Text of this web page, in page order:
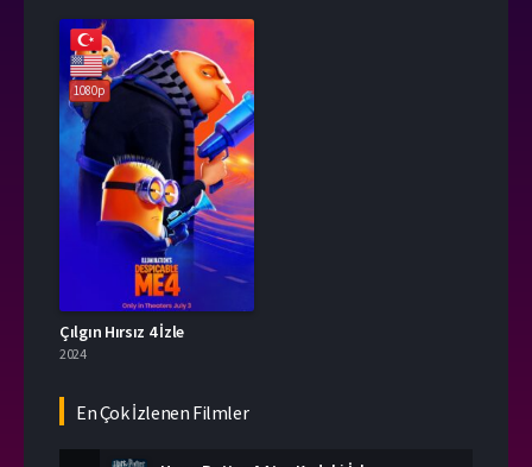
1080p
Çılgın Hırsız 4 İzle
2024
En Çok İzlenen Filmler